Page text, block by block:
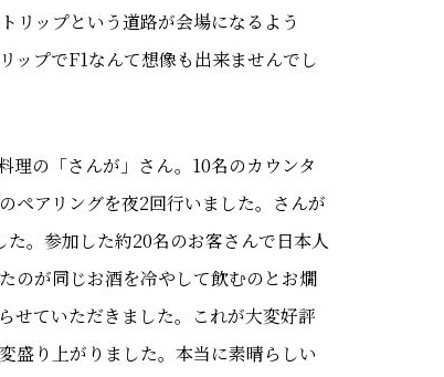
リップという道路が会場になるよう
ップでF1なんて想像も出来ませんでし
理の「さんが」さん。10名のカウンタ
ペアリングを夜2回行いました。さんが
。参加した約20名のお客さんで日本人
のが同じお酒を冷やして飲むのとお燗
せていただきました。これが大変好評
盛り上がりました。本当に素晴らしい